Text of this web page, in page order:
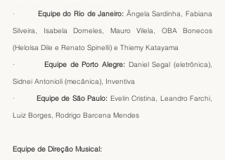
· Equipe do Rio de Janeiro: Ângela Sardinha, Fabiana
Silveira, Isabela Dorneles, Mauro Vilela, OBA Bonecos
(Heloísa Dile e Renato Spinelli) e Thiemy Katayama
· Equipe de Porto Alegre: Daniel Segal (eletrônica),
Sidnei Antonioli (mecânica), Inventiva
· Equipe de São Paulo: Evelin Cristina, Leandro Farchi,
Luiz Borges, Rodrigo Barcena Mendes
Equipe de Direção Musical: